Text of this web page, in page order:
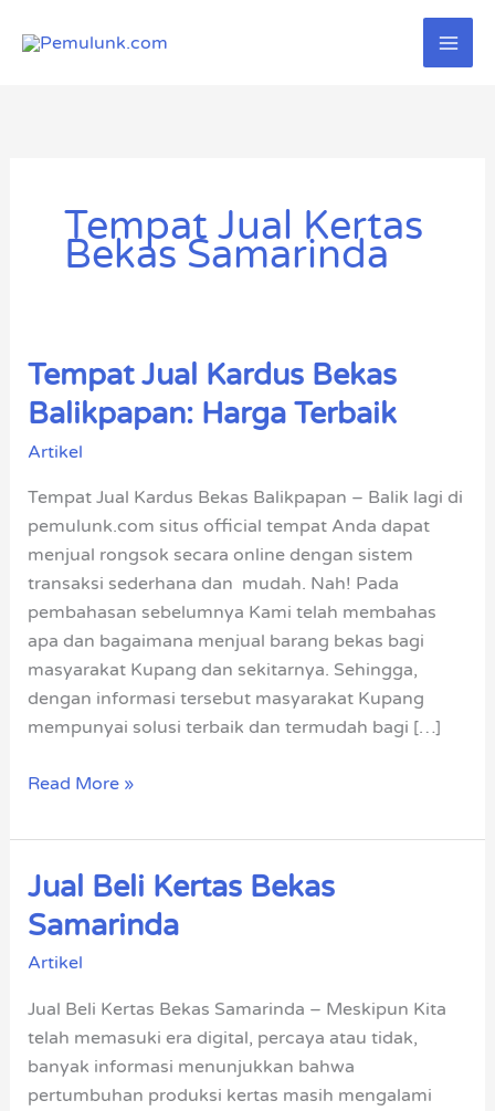
Tempat Jual Kertas
Bekas Samarinda
Tempat Jual Kardus Bekas
Balikpapan: Harga Terbaik
Artikel
Tempat Jual Kardus Bekas Balikpapan – Balik lagi di
pemulunk.com situs official tempat Anda dapat
menjual rongsok secara online dengan sistem
transaksi sederhana dan mudah. Nah! Pada
pembahasan sebelumnya Kami telah membahas
apa dan bagaimana menjual barang bekas bagi
masyarakat Kupang dan sekitarnya. Sehingga,
dengan informasi tersebut masyarakat Kupang
mempunyai solusi terbaik dan termudah bagi […]
Tempat
Jual
Kardus
Bekas
Harga
Terbaik
Read More »
Jual Beli Kertas Bekas
Samarinda
Artikel
Jual Beli Kertas Bekas Samarinda – Meskipun Kita
telah memasuki era digital, percaya atau tidak,
banyak informasi menunjukkan bahwa
pertumbuhan produksi kertas masih mengalami
Jual
Beli
Kertas
Bekas